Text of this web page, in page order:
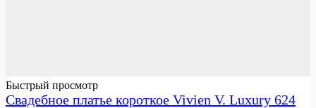
Быстрый просмотр
Свадебное платье короткое Vivien V. Luxury 624